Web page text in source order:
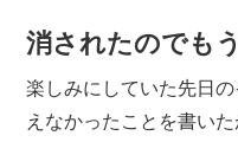
消されたのでも
楽しみにしていた先日
えなかったことを書い